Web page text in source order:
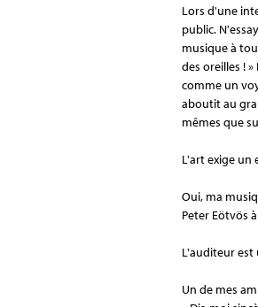
Lors d'une
public.
musique à
des oreilles !
comme un
aboutit au
mêmes que
L'art exige un
Oui, ma
Peter Eötvös
L'auditeur
Un de mes